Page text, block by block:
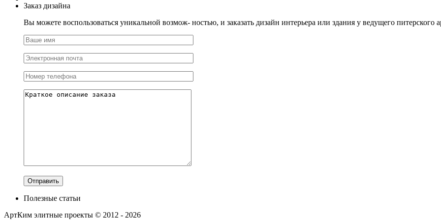
Заказ дизайна
Вы можете воспользоваться уникальной возмож- ностью, и заказать дизайн интерьера или здания у ведущего питерского
Полезные статьи
АртКим элитные проекты © 2012 - 2026